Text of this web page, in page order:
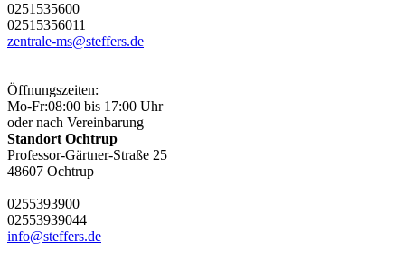
0251 535600
0251 5356011
zentrale-ms@steffers.de
Öffnungszeiten:
Mo-Fr:08:00 bis 17:00 Uhr
oder nach Vereinbarung
Standort Ochtrup
Professor-Gärtner-Straße 25
48607 Ochtrup
0255393900
02553939044
info@steffers.de